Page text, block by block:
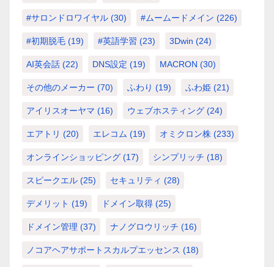
#サロンドロワイヤル (30) #ムームードメイン (226)
#初期脱毛 (19) #英語学習 (23) 3Dwin (24)
AI英会話 (22) DNS設定 (19) MACRON (30)
その他のメーカー (70) ふわり (19) ふわ姫 (21)
アイリスオーヤマ (16) ウェブホスティング (24)
エアトリ (20) エレコム (19) オミクロン株 (233)
オンラインショッピング (17) シンプリッチ (18)
スピークエル (25) セキュリティ (28)
デメリット (19) ドメイン取得 (25)
ドメイン管理 (37) ナノグロウリッチ (16)
ノコアヘアサポートスカルプエッセンス (18)